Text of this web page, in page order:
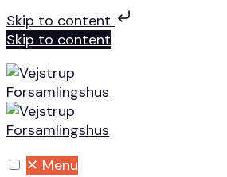
Skip to content
Skip to content
✕ Menu